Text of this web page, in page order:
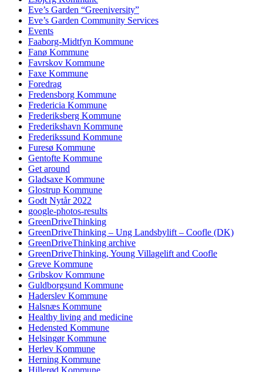
Eve’s Garden “Greeniversity”
Eve’s Garden Community Services
Events
Faaborg-Midtfyn Kommune
Fanø Kommune
Favrskov Kommune
Faxe Kommune
Foredrag
Fredensborg Kommune
Fredericia Kommune
Frederiksberg Kommune
Frederikshavn Kommune
Frederikssund Kommune
Furesø Kommune
Gentofte Kommune
Get around
Gladsaxe Kommune
Glostrup Kommune
Godt Nytår 2022
google-photos-results
GreenDriveThinking
GreenDriveThinking – Ung Landsbylift – Coofle (DK)
GreenDriveThinking archive
GreenDriveThinking, Young Villagelift and Coofle
Greve Kommune
Gribskov Kommune
Guldborgsund Kommune
Haderslev Kommune
Halsnæs Kommune
Healthy living and medicine
Hedensted Kommune
Helsingør Kommune
Herlev Kommune
Herning Kommune
Hillerød Kommune